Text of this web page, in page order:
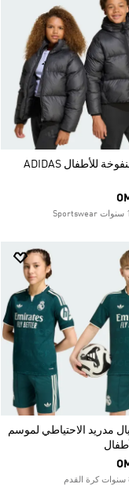
جاكيت منفوخة للأطفال ADIDAS
مدريد الاحتياطي لموسم